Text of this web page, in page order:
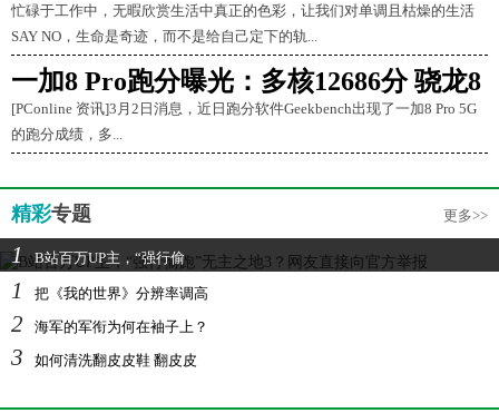
忙碌于工作中，无暇欣赏生活中真正的色彩，让我们对单调且枯燥的生活
SAY NO，生命是奇迹，而不是给自己定下的轨...
一加8 Pro跑分曝光：多核12686分 骁龙8
[PConline 资讯]3月2日消息，近日跑分软件Geekbench出现了一加8 Pro 5G
的跑分成绩，多...
精彩专题 更多>>
1 B站百万UP主，“强行偷
1 把《我的世界》分辨率调高
2 海军的军衔为何在袖子上？
3 如何清洗翻皮皮鞋 翻皮皮